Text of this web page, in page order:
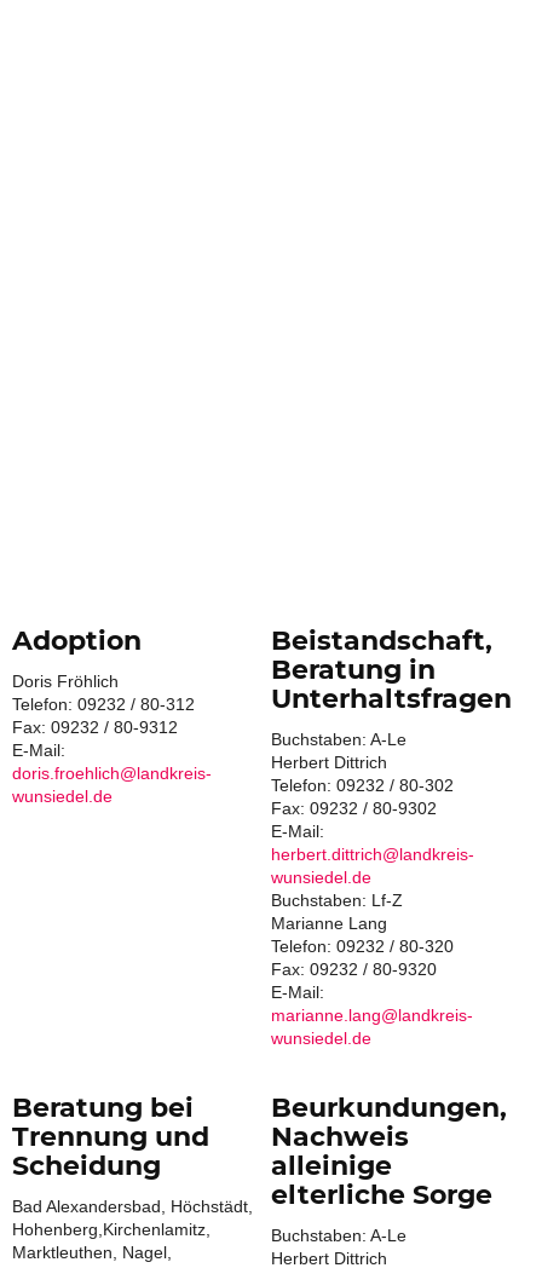
Adoption
Doris Fröhlich
Telefon: 09232 / 80-312
Fax: 09232 / 80-9312
E-Mail:
doris.froehlich@landkreis-
wunsiedel.de
Beistandschaft,
Beratung in
Unterhaltsfragen
Buchstaben: A-Le
Herbert Dittrich
Telefon: 09232 / 80-302
Fax: 09232 / 80-9302
E-Mail:
herbert.dittrich@landkreis-
wunsiedel.de
Buchstaben: Lf-Z
Marianne Lang
Telefon: 09232 / 80-320
Fax: 09232 / 80-9320
E-Mail:
marianne.lang@landkreis-
wunsiedel.de
Beratung bei
Trennung und
Scheidung
Bad Alexandersbad, Höchstädt,
Hohenberg,Kirchenlamitz,
Marktleuthen, Nagel,
Beurkundungen,
Nachweis
alleinige
elterliche Sorge
Buchstaben: A-Le
Herbert Dittrich